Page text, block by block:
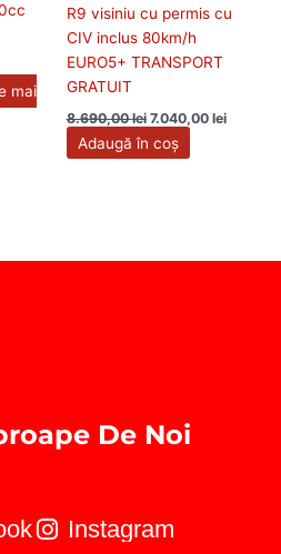
mai
R9 visiniu cu permis cu
CIV inclus 80km/h
EURO5+ TRANSPORT
GRATUIT
8.690,00lei 7.040,00 lei
Adaugă în coș
De Noi
Instagram